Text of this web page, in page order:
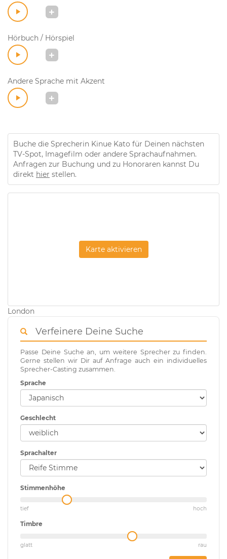
Hörbuch / Hörspiel
Andere Sprache mit Akzent
Buche die Sprecherin Kinue Kato für Deinen nächsten
TV-Spot, Imagefilm oder andere Sprachaufnahmen.
Anfragen zur Buchung und zu Honoraren kannst Du
direkt hier stellen.
Karte aktivieren
London
Verfeinere Deine Suche
Passe Deine Suche an, um weitere Sprecher zu finden.
Gerne stellen wir Dir auf Anfrage auch ein individuelles
Sprecher-Casting zusammen.
Sprache
Geschlecht
Sprachalter
Stimmenhöhe
tief hoch
Timbre
glatt rau